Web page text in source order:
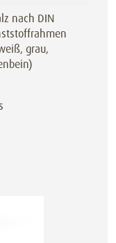
nach DIN
grau,